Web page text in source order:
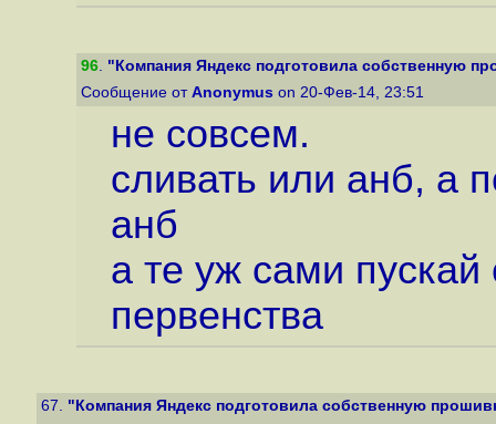
96. "Компания Яндекс подготовила собственную
Сообщение от Anonymus on 20-Фев-14, 23:51
не совсем.
сливать или анб, а
анб
а те уж сами
первенства
67. "Компания Яндекс подготовила собственную